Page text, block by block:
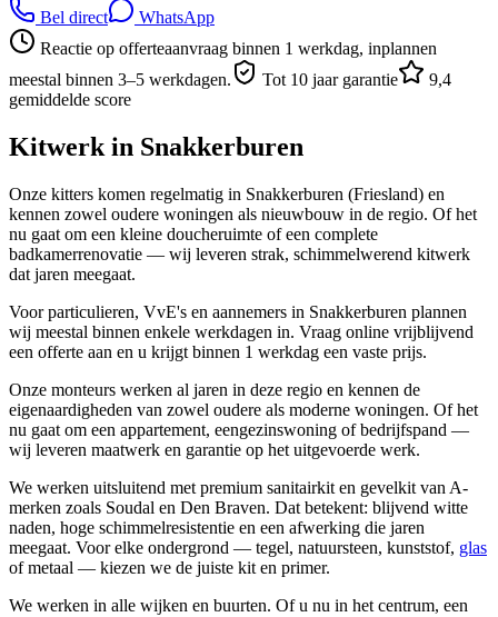
Bel direct
WhatsApp
Reactie op offerteaanvraag binnen 1 werkdag, inplannen
meestal binnen 3–5 werkdagen.
Tot 10 jaar garantie
9,4
gemiddelde score
Kitwerk in Snakkerburen
Onze kitters komen regelmatig in Snakkerburen (Friesland) en
kennen zowel oudere woningen als nieuwbouw in de regio. Of het
nu gaat om een kleine doucheruimte of een complete
badkamerrenovatie — wij leveren strak, schimmelwerend kitwerk
dat jaren meegaat.
Voor particulieren, VvE's en aannemers in Snakkerburen plannen
wij meestal binnen enkele werkdagen in. Vraag online vrijblijvend
een offerte aan en u krijgt binnen 1 werkdag een vaste prijs.
Onze monteurs werken al jaren in deze regio en kennen de
eigenaardigheden van zowel oudere als moderne woningen. Of het
nu gaat om een appartement, eengezinswoning of bedrijfspand —
wij leveren maatwerk en garantie op het uitgevoerde werk.
We werken uitsluitend met premium sanitairkit en gevelkit van A-
merken zoals Soudal en Den Braven. Dat betekent: blijvend witte
naden, hoge schimmelresistentie en een afwerking die jaren
meegaat. Voor elke ondergrond — tegel, natuursteen, kunststof, glas
of metaal — kiezen we de juiste kit en primer.
We werken in alle wijken en buurten. Of u nu in het centrum, een